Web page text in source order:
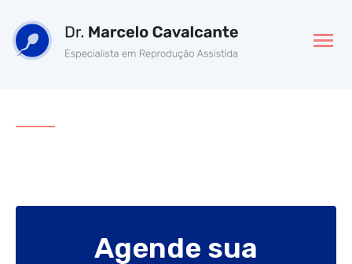
Agende sua